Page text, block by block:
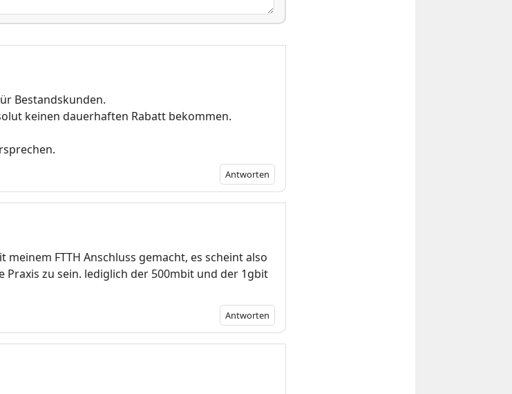
Bestandskunden.
keinen dauerhaften Rabatt bekommen.
Antworten
meinem FTTH Anschluss gemacht, es scheint also
Praxis zu sein. lediglich der 500mbit und der 1gbit
Antworten